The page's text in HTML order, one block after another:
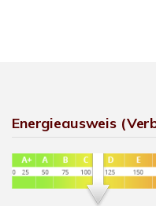
Energieausweis